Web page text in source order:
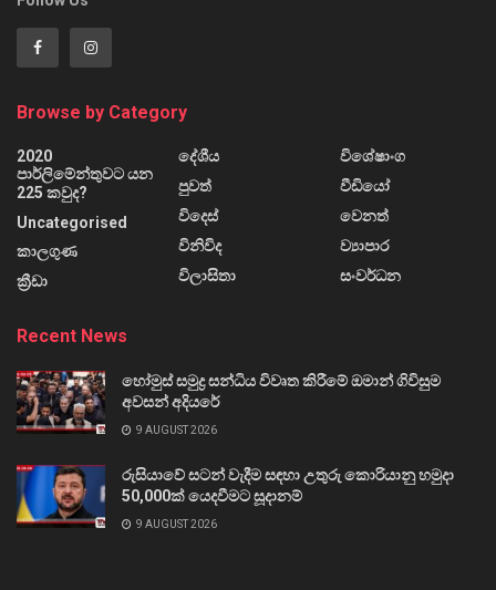
Browse by Category
2020
පාර්ලිමේන්තුවට යන
225 කවුද?
Uncategorised
කාලගුණ
ක්‍රීඩා
දේශීය
පුවත්
විදෙස්
විනිවිද
විලාසිතා
විශේෂාංග
වීඩියෝ
වෙනත්
ව්‍යාපාර
සංවර්ධන
Recent News
හෝමුස් සමුද්‍ර සන්ධිය විවෘත කිරීමේ ඔමාන් ගිවිසුම
අවසන් අදියරේ
9 AUGUST 2026
රුසියාවේ සටන් වැදීම සඳහා උතුරු කොරියානු හමුදා
50,000ක් යෙදවීමට සූදානම්
9 AUGUST 2026